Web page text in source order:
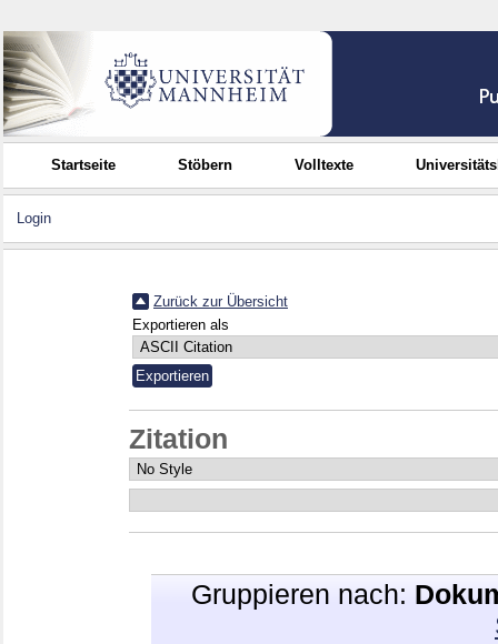
Startseite Stöbern Volltexte
Login
Zurück zur Übersicht
Exportieren als
Zitation
Gruppieren nach: